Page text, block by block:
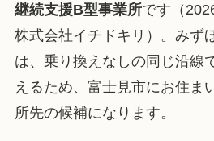
継続支援B型事業所です（
株式会社イチドキリ）。みず
は、乗り換えなしの同じ沿線
えるため、富士見市にお住ま
所先の候補になります。